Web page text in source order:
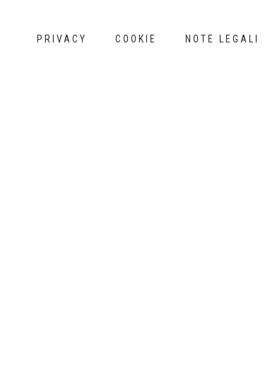
PRIVACY COOKIE NOTE LEGALI